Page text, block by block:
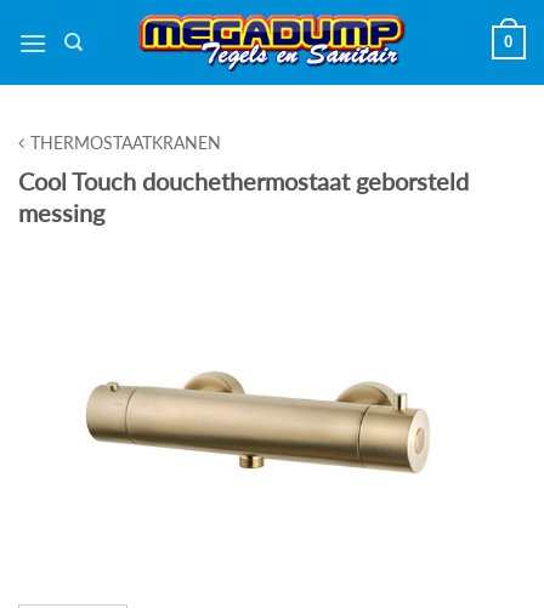
naar
0
THERMOSTAATKRANEN
Cool Touch douchethermostaat geborsteld
messing